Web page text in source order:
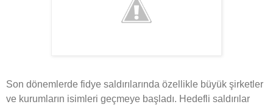
Son dönemlerde fidye saldırılarında özellikle büyük şirketler
ve kurumların isimleri geçmeye başladı. Hedefli saldırılar